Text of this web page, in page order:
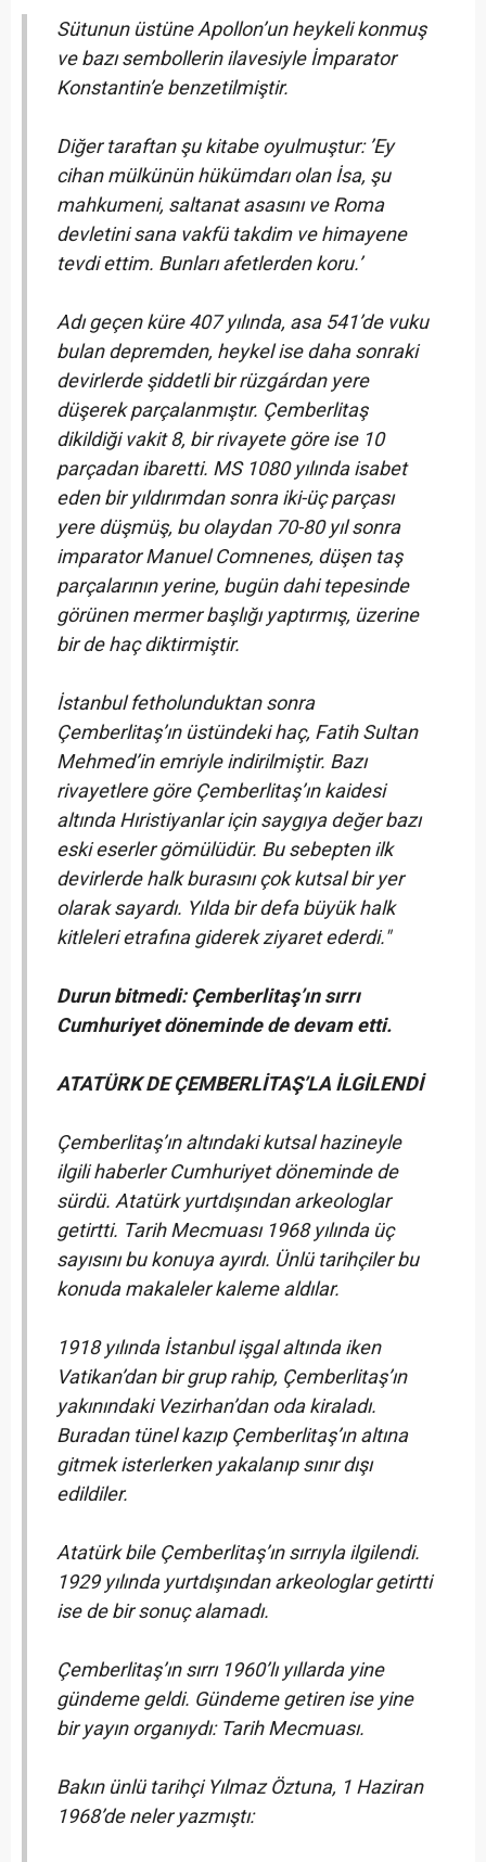
Sütunun üstüne Apollon’un heykeli konmuş
ve bazı sembollerin ilavesiyle İmparator
Konstantin’e benzetilmiştir.
Diğer taraftan şu kitabe oyulmuştur: ’Ey
cihan mülkünün hükümdarı olan İsa, şu
mahkumeni, saltanat asasını ve Roma
devletini sana vakfü takdim ve himayene
tevdi ettim. Bunları afetlerden koru.’
Adı geçen küre 407 yılında, asa 541’de vuku
bulan depremden, heykel ise daha sonraki
devirlerde şiddetli bir rüzgárdan yere
düşerek parçalanmıştır. Çemberlitaş
dikildiği vakit 8, bir rivayete göre ise 10
parçadan ibaretti. MS 1080 yılında isabet
eden bir yıldırımdan sonra iki-üç parçası
yere düşmüş, bu olaydan 70-80 yıl sonra
imparator Manuel Comnenes, düşen taş
parçalarının yerine, bugün dahi tepesinde
görünen mermer başlığı yaptırmış, üzerine
bir de haç diktirmiştir.
İstanbul fetholunduktan sonra
Çemberlitaş’ın üstündeki haç, Fatih Sultan
Mehmed’in emriyle indirilmiştir. Bazı
rivayetlere göre Çemberlitaş’ın kaidesi
altında Hıristiyanlar için saygıya değer bazı
eski eserler gömülüdür. Bu sebepten ilk
devirlerde halk burasını çok kutsal bir yer
olarak sayardı. Yılda bir defa büyük halk
kitleleri etrafına giderek ziyaret ederdi."
Durun bitmedi: Çemberlitaş’ın sırrı
Cumhuriyet döneminde de devam etti.
ATATÜRK DE ÇEMBERLİTAŞ’LA İLGİLENDİ
Çemberlitaş’ın altındaki kutsal hazineyle
ilgili haberler Cumhuriyet döneminde de
sürdü. Atatürk yurtdışından arkeologlar
getirtti. Tarih Mecmuası 1968 yılında üç
sayısını bu konuya ayırdı. Ünlü tarihçiler bu
konuda makaleler kaleme aldılar.
1918 yılında İstanbul işgal altında iken
Vatikan’dan bir grup rahip, Çemberlitaş’ın
yakınındaki Vezirhan’dan oda kiraladı.
Buradan tünel kazıp Çemberlitaş’ın altına
gitmek isterlerken yakalanıp sınır dışı
edildiler.
Atatürk bile Çemberlitaş’ın sırrıyla ilgilendi.
1929 yılında yurtdışından arkeologlar getirtti
ise de bir sonuç alamadı.
Çemberlitaş’ın sırrı 1960’lı yıllarda yine
gündeme geldi. Gündeme getiren ise yine
bir yayın organıydı: Tarih Mecmuası.
Bakın ünlü tarihçi Yılmaz Öztuna, 1 Haziran
1968’de neler yazmıştı: